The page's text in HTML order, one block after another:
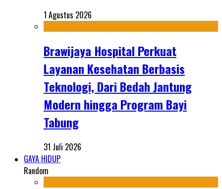
1 Agustus 2026
Brawijaya Hospital Perkuat
Layanan Kesehatan Berbasis
Teknologi, Dari Bedah Jantung
Modern hingga Program Bayi
Tabung
31 Juli 2026
GAYA HIDUP
Random